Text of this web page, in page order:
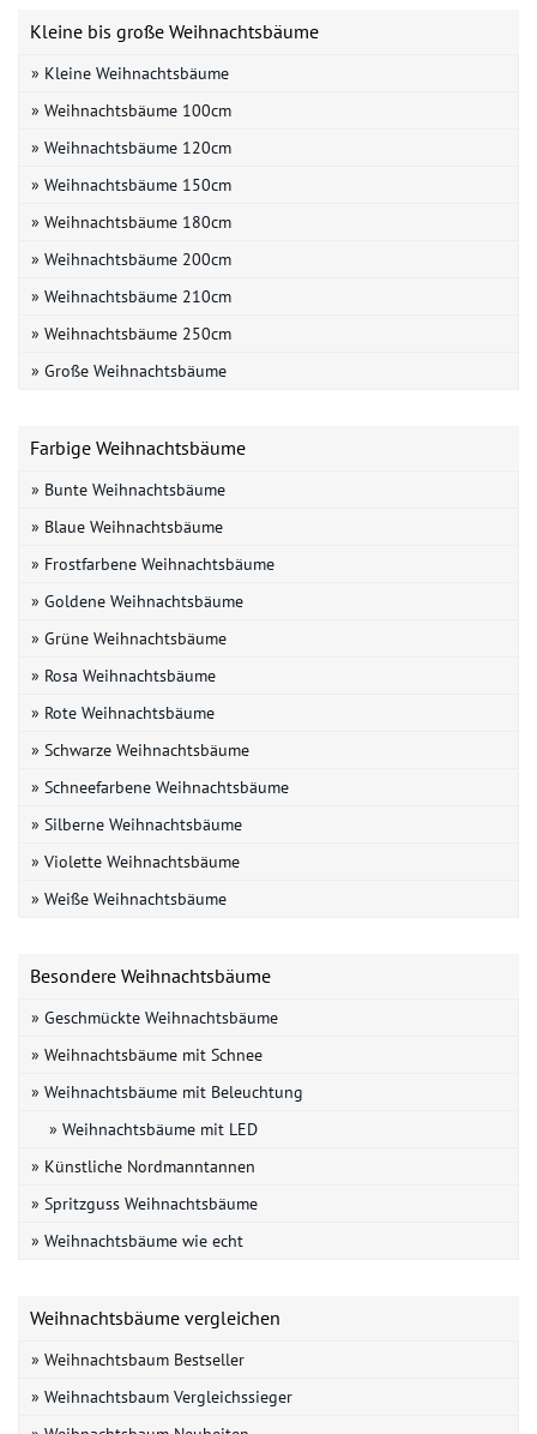
Kleine bis große Weihnachtsbäume
» Kleine Weihnachtsbäume
» Weihnachtsbäume 100cm
» Weihnachtsbäume 120cm
» Weihnachtsbäume 150cm
» Weihnachtsbäume 180cm
» Weihnachtsbäume 200cm
» Weihnachtsbäume 210cm
» Weihnachtsbäume 250cm
» Große Weihnachtsbäume
Farbige Weihnachtsbäume
» Bunte Weihnachtsbäume
» Blaue Weihnachtsbäume
» Frostfarbene Weihnachtsbäume
» Goldene Weihnachtsbäume
» Grüne Weihnachtsbäume
» Rosa Weihnachtsbäume
» Rote Weihnachtsbäume
» Schwarze Weihnachtsbäume
» Schneefarbene Weihnachtsbäume
» Silberne Weihnachtsbäume
» Violette Weihnachtsbäume
» Weiße Weihnachtsbäume
Besondere Weihnachtsbäume
» Geschmückte Weihnachtsbäume
» Weihnachtsbäume mit Schnee
» Weihnachtsbäume mit Beleuchtung
» Weihnachtsbäume mit LED
» Künstliche Nordmanntannen
» Spritzguss Weihnachtsbäume
» Weihnachtsbäume wie echt
Weihnachtsbäume vergleichen
» Weihnachtsbaum Bestseller
» Weihnachtsbaum Vergleichssieger